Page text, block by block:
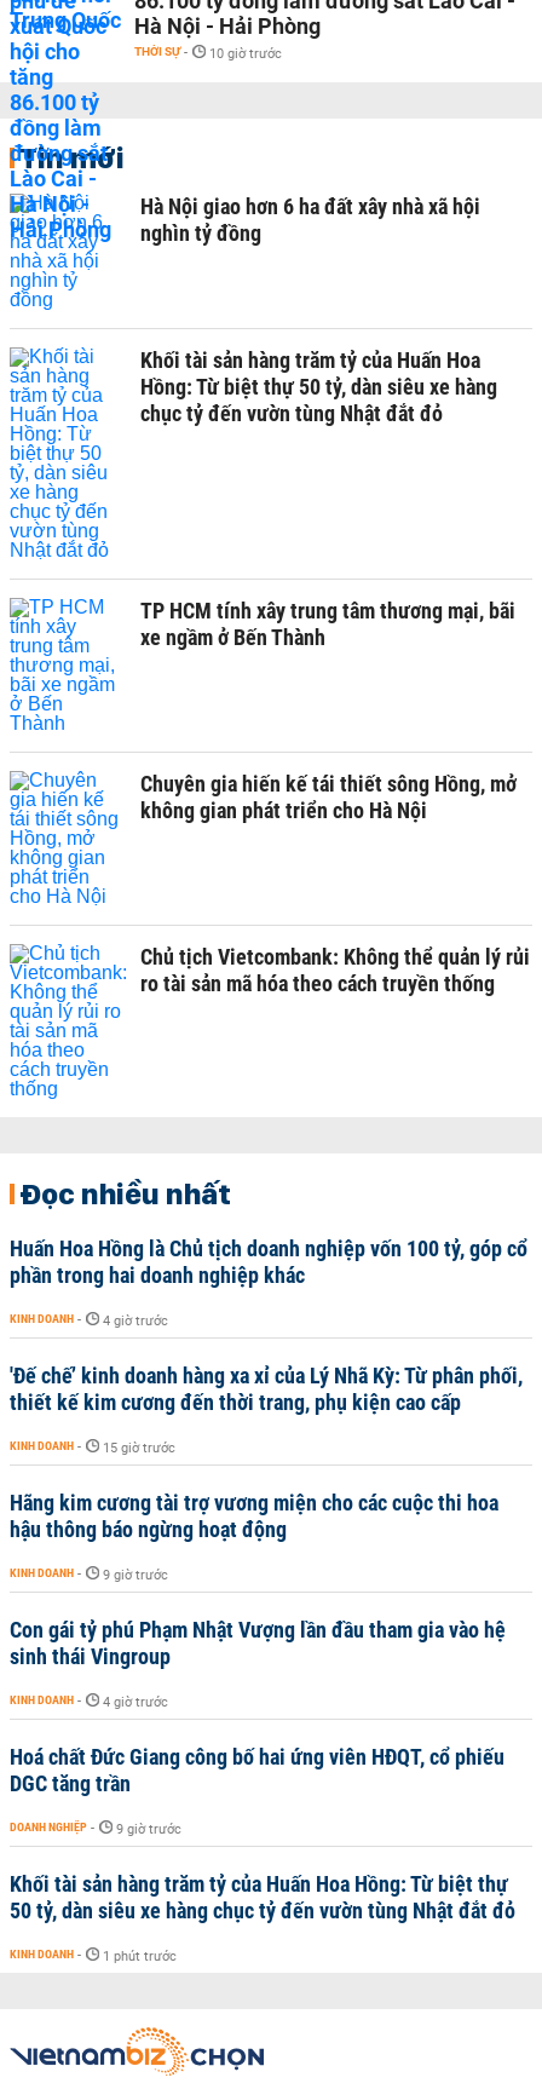
Hà Nội - Hải Phòng
THỜI SỰ - 10 giờ trước
Tin mới
Hà Nội giao hơn 6 ha đất xây nhà xã hội
nghìn tỷ đồng
Khối tài sản hàng trăm tỷ của Huấn Hoa
Hồng: Từ biệt thự 50 tỷ, dàn siêu xe hàng
chục tỷ đến vườn tùng Nhật đắt đỏ
TP HCM tính xây trung tâm thương mại, bãi
xe ngầm ở Bến Thành
Chuyên gia hiến kế tái thiết sông Hồng, mở
không gian phát triển cho Hà Nội
Chủ tịch Vietcombank: Không thể quản lý rủi
ro tài sản mã hóa theo cách truyền thống
Đọc nhiều nhất
Huấn Hoa Hồng là Chủ tịch doanh nghiệp vốn 100 tỷ, góp cổ
phần trong hai doanh nghiệp khác
KINH DOANH - 4 giờ trước
'Đế chế’ kinh doanh hàng xa xỉ của Lý Nhã Kỳ: Từ phân phối,
thiết kế kim cương đến thời trang, phụ kiện cao cấp
KINH DOANH - 15 giờ trước
Hãng kim cương tài trợ vương miện cho các cuộc thi hoa
hậu thông báo ngừng hoạt động
KINH DOANH - 9 giờ trước
Con gái tỷ phú Phạm Nhật Vượng lần đầu tham gia vào hệ
sinh thái Vingroup
KINH DOANH - 4 giờ trước
Hoá chất Đức Giang công bố hai ứng viên HĐQT, cổ phiếu
DGC tăng trần
DOANH NGHIỆP - 9 giờ trước
Khối tài sản hàng trăm tỷ của Huấn Hoa Hồng: Từ biệt thự
50 tỷ, dàn siêu xe hàng chục tỷ đến vườn tùng Nhật đắt đỏ
KINH DOANH - 1 phút trước